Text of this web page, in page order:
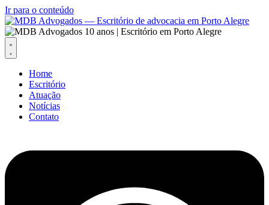
Ir para o conteúdo
Home
Escritório
Atuação
Notícias
Contato